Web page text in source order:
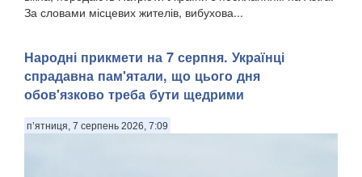
За словами місцевих жителів, вибухова...
Народні прикмети на 7 серпня. Українці
спрадавна пам'ятали, що цього дня
обов'язково треба бути щедрими
п’ятниця, 7 серпень 2026, 7:09